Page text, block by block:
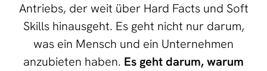
Antriebs, der weit über Hard Facts und Soft
Skills hinausgeht. Es geht nicht nur darum,
was ein Mensch und ein Unternehmen
anzubieten haben. Es geht darum, warum